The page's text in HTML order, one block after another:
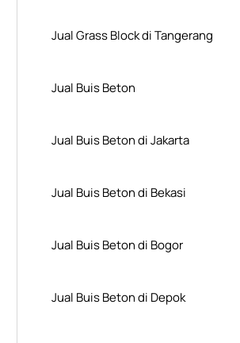
Jual Grass Block di Tangerang
Jual Buis Beton
Jual Buis Beton di Jakarta
Jual Buis Beton di Bekasi
Jual Buis Beton di Bogor
Jual Buis Beton di Depok